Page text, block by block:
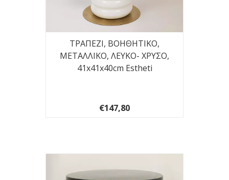
ΤΡΑΠΕΖΙ, ΒΟΗΘΗΤΙΚΟ,
ΜΕΤΑΛΛΙΚΟ, ΛΕΥΚΟ- ΧΡΥΣΟ,
41x41x40cm Estheti
€147,80